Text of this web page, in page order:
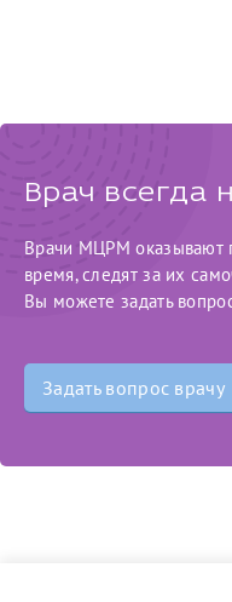
Врач всегда
Врачи МЦРМ оказывают
время, следят за их
Вы можете задать
Задать вопрос врачу